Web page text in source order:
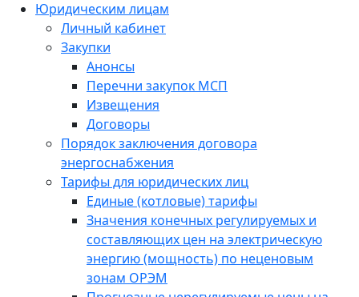
Юридическим лицам
Личный кабинет
Закупки
Анонсы
Перечни закупок МСП
Извещения
Договоры
Порядок заключения договора
энергоснабжения
Тарифы для юридических лиц
Единые (котловые) тарифы
Значения конечных регулируемых и
составляющих цен на электрическую
энергию (мощность) по неценовым
зонам ОРЭМ